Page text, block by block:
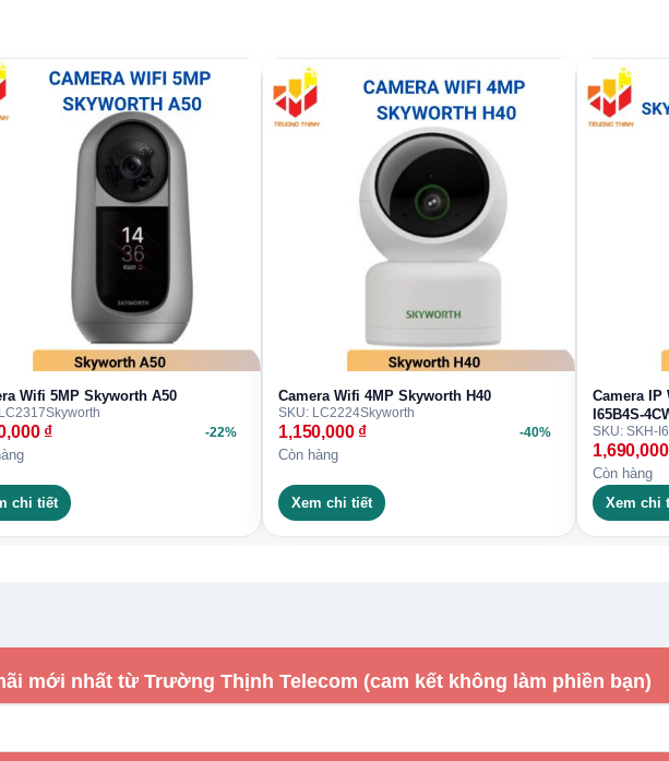
& G711U Điều chỉnh hình ảnh tự động;
Chế độ ban ngày, Tùy chỉnh;
người, Phát hiện chuyển động, Đánh dấu người, Chế độ riêng
động- Tin nhắn Cảnh báo; – Âm thanh hai chiều –
từ 249k
giá rẻ tại TPHCM
kho, tư vấn cấu hình phù hợp và báo giá chính xác trước
Wifi 5MP Skyworth A50
Skyworth
₫ -22%
chi tiết
Camera Wifi 4MP Skyworth H40
SKU: LC2224Skyworth
1,150,000 ₫ -40%
Còn hàng
Xem chi tiết
Camera IP
I65B4S-
SKU: SKH-
1,690,000
Còn hàng
Xem chi
mới nhất từ Trường Thịnh Telecom (cam kết không làm phiền bạn)